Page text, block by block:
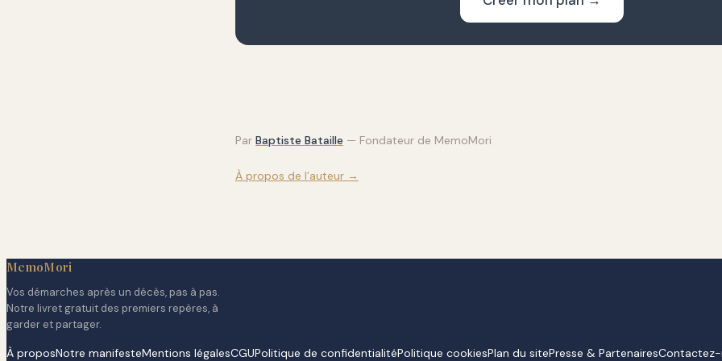
Par Baptiste Bataille — Fondateur de MemoMori
À propos de l’auteur →
MemoMori
Vos démarches après un décès, pas à pas.
Notre livret gratuit des premiers repères, à
garder et partager.
À proposNotre manifesteMentions légalesCGUPolitique de confidentialitéPolitique cookiesPlan du sitePresse & Partenaires